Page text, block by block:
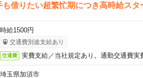
も借りたい超繁忙期につき高時給ス
時給1500円
交通費別途支給あり
交通費 実費支給／当社規定あり。通勤交通費
埼玉県加須市